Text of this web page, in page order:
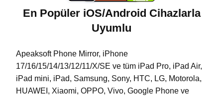
En Popüler iOS/Android Cihazlarla
Uyumlu
Apeaksoft Phone Mirror, iPhone
17/16/15/14/13/12/11/X/SE ve tüm iPad Pro, iPad Air,
iPad mini, iPad, Samsung, Sony, HTC, LG, Motorola,
HUAWEI, Xiaomi, OPPO, Vivo, Google Phone ve